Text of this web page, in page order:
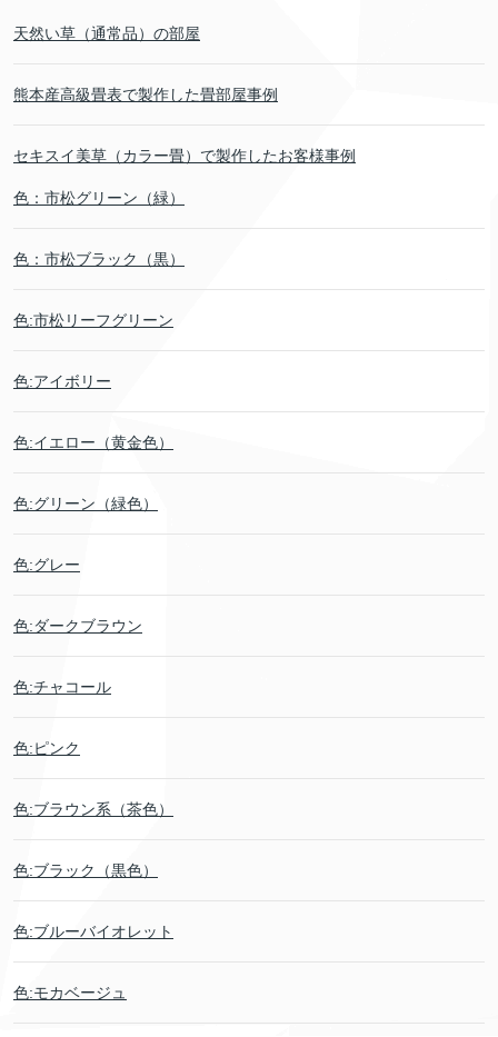
天然い草（通常品）の部屋
熊本産高級畳表で製作した畳部屋事例
セキスイ美草（カラー畳）で製作したお客様事例
色：市松グリーン（緑）
色：市松ブラック（黒）
色:市松リーフグリーン
色:アイボリー
色:イエロー（黄金色）
色:グリーン（緑色）
色:グレー
色:ダークブラウン
色:チャコール
色:ピンク
色:ブラウン系（茶色）
色:ブラック（黒色）
色:ブルーバイオレット
色:モカベージュ